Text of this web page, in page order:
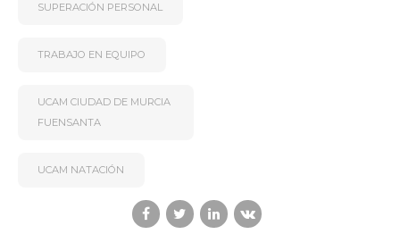
SUPERACIÓN PERSONAL
TRABAJO EN EQUIPO
UCAM CIUDAD DE MURCIA
FUENSANTA
UCAM NATACIÓN